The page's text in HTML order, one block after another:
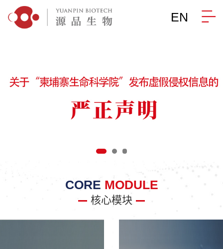
EN
CORE MODULE
核心模块